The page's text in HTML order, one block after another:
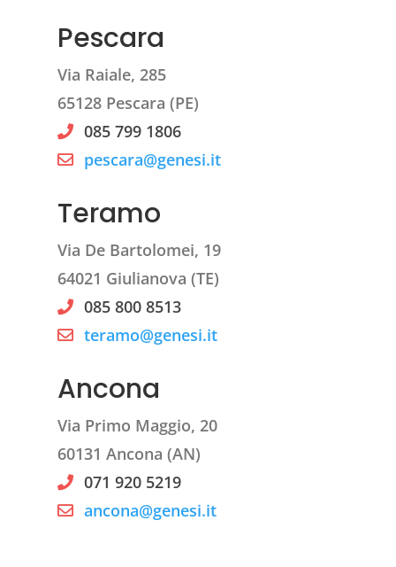
Pescara
Via Raiale, 285
65128 Pescara (PE)
085 799 1806
pescara@genesi.it
Teramo
Via De Bartolomei, 19
64021 Giulianova (TE)
085 800 8513
teramo@genesi.it
Ancona
Via Primo Maggio, 20
60131 Ancona (AN)
071 920 5219
ancona@genesi.it